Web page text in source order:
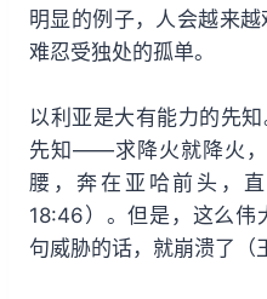
明显的例子，人会越来
难忍受独处的孤单。
以利亚是大有能力的先
先知——求降火就降火，
腰，奔在亚哈前头，
18:46）。但是，这么伟
句威胁的话，就崩溃了（